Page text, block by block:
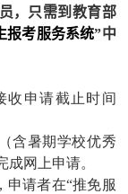
，只需到教育部
报考服务系统”中
收申请截止时间
含暑期学校优秀
成网上申请。
申请者在“推免服